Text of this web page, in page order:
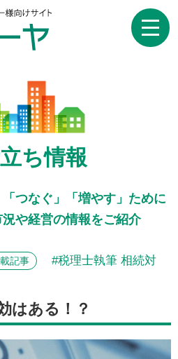
toggle
ち情報
つなぐ」「増やす」ために
や経営の情報をご紹介
記事
税理士執筆 相続対
はある！？